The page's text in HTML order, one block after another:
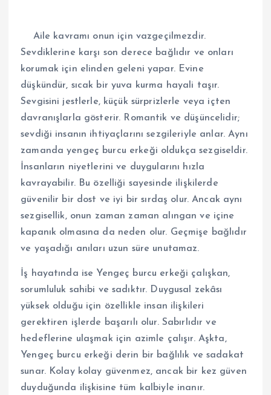
Aile kavramı onun için vazgeçilmezdir.
Sevdiklerine karşı son derece bağlıdır ve onları
korumak için elinden geleni yapar. Evine
düşkündür, sıcak bir yuva kurma hayali taşır.
Sevgisini jestlerle, küçük sürprizlerle veya içten
davranışlarla gösterir. Romantik ve düşüncelidir;
sevdiği insanın ihtiyaçlarını sezgileriyle anlar. Aynı
zamanda yengeç burcu erkeği oldukça sezgiseldir.
İnsanların niyetlerini ve duygularını hızla
kavrayabilir. Bu özelliği sayesinde ilişkilerde
güvenilir bir dost ve iyi bir sırdaş olur. Ancak aynı
sezgisellik, onun zaman zaman alıngan ve içine
kapanık olmasına da neden olur. Geçmişe bağlıdır
ve yaşadığı anıları uzun süre unutamaz.
İş hayatında ise Yengeç burcu erkeği çalışkan,
sorumluluk sahibi ve sadıktır. Duygusal zekâsı
yüksek olduğu için özellikle insan ilişkileri
gerektiren işlerde başarılı olur. Sabırlıdır ve
hedeflerine ulaşmak için azimle çalışır. Aşkta,
Yengeç burcu erkeği derin bir bağlılık ve sadakat
sunar. Kolay kolay güvenmez, ancak bir kez güven
duyduğunda ilişkisine tüm kalbiyle inanır.